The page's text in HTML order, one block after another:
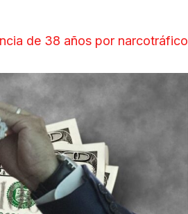
de 38 años por narcotráfico